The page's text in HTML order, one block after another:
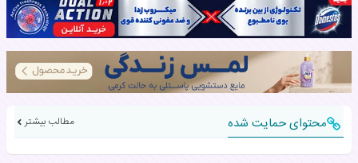
محتوای حمایت شده مطالب بیشتر